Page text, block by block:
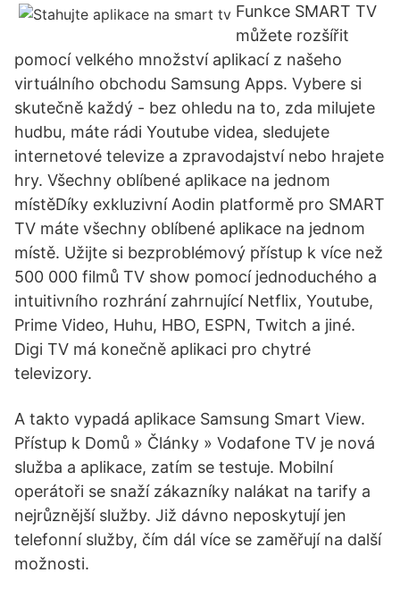
Funkce SMART TV
můžete rozšířit
pomocí velkého množství aplikací z našeho
virtuálního obchodu Samsung Apps. Vybere si
skutečně každý - bez ohledu na to, zda milujete
hudbu, máte rádi Youtube videa, sledujete
internetové televize a zpravodajství nebo hrajete
hry. Všechny oblíbené aplikace na jednom
místěDíky exkluzivní Aodin platformě pro SMART
TV máte všechny oblíbené aplikace na jednom
místě. Užijte si bezproblémový přístup k více než
500 000 filmů TV show pomocí jednoduchého a
intuitivního rozhrání zahrnující Netflix, Youtube,
Prime Video, Huhu, HBO, ESPN, Twitch a jiné.
Digi TV má konečně aplikaci pro chytré
televizory.
A takto vypadá aplikace Samsung Smart View.
Přístup k Domů » Články » Vodafone TV je nová
služba a aplikace, zatím se testuje. Mobilní
operátoři se snaží zákazníky nalákat na tarify a
nejrůznější služby. Již dávno neposkytují jen
telefonní služby, čím dál více se zaměřují na další
možnosti.